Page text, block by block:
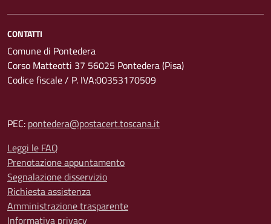
CONTATTI
Comune di Pontedera
Corso Matteotti 37 56025 Pontedera (Pisa)
Codice fiscale / P. IVA:00353170509
PEC: pontedera@postacert.toscana.it
Leggi le FAQ
Prenotazione appuntamento
Segnalazione disservizio
Richiesta assistenza
Amministrazione trasparente
Informativa privacy